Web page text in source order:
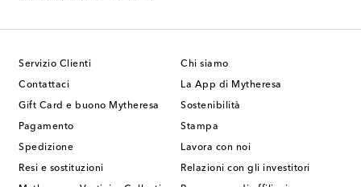
Servizio Clienti
Contattaci
Gift Card e buono Mytheresa
Pagamento
Spedizione
Resi e sostituzioni
Chi siamo
La App di Mytheresa
Sostenibilità
Stampa
Lavora con noi
Relazioni con gli investitori